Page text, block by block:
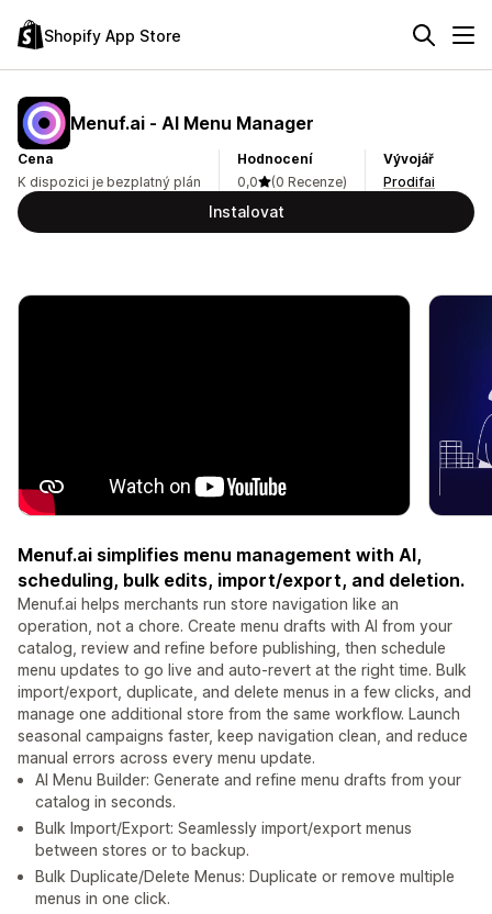
Shopify App Store
Menuf.ai ‑ AI Menu Manager
Cena
K dispozici je bezplatný plán
Hodnocení
0,0
(0 Recenze)
Vývojář
Prodifai
Instalovat
Menuf.ai simplifies menu management with AI,
scheduling, bulk edits, import/export, and deletion.
Menuf.ai helps merchants run store navigation like an
operation, not a chore. Create menu drafts with AI from your
catalog, review and refine before publishing, then schedule
menu updates to go live and auto-revert at the right time. Bulk
import/export, duplicate, and delete menus in a few clicks, and
manage one additional store from the same workflow. Launch
seasonal campaigns faster, keep navigation clean, and reduce
manual errors across every menu update.
AI Menu Builder: Generate and refine menu drafts from your
catalog in seconds.
Bulk Import/Export: Seamlessly import/export menus
between stores or to backup.
Bulk Duplicate/Delete Menus: Duplicate or remove multiple
menus in one click.